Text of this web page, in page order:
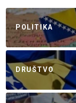
POLITIKA
DRUŠTVO